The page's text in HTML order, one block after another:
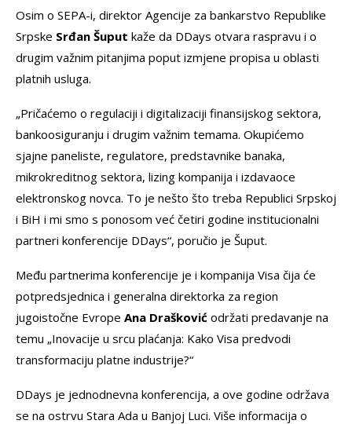
Osim o SEPA-i, direktor Agencije za bankarstvo Republike
Srpske Srđan Šuput kaže da DDays otvara raspravu i o
drugim važnim pitanjima poput izmjene propisa u oblasti
platnih usluga.
„Pričaćemo o regulaciji i digitalizaciji finansijskog sektora,
bankoosiguranju i drugim važnim temama. Okupićemo
sjajne paneliste, regulatore, predstavnike banaka,
mikrokreditnog sektora, lizing kompanija i izdavaoce
elektronskog novca. To je nešto što treba Republici Srpskoj
i BiH i mi smo s ponosom već četiri godine institucionalni
partneri konferencije DDays“, poručio je Šuput.
Među partnerima konferencije je i kompanija Visa čija će
potpredsjednica i generalna direktorka za region
jugoistočne Evrope Ana Drašković održati predavanje na
temu „Inovacije u srcu plaćanja: Kako Visa predvodi
transformaciju platne industrije?“
DDays je jednodnevna konferencija, a ove godine održava
se na ostrvu Stara Ada u Banjoj Luci. Više informacija o